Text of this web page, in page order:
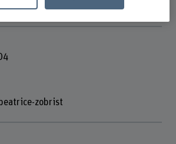
zobrist